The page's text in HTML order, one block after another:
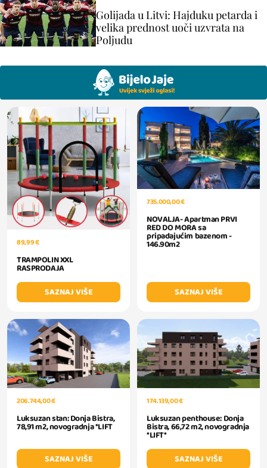
Golijada u Litvi: Hajduku petarda i
velika prednost uoči uzvrata na
Poljudu
89,99 €
TRAMPOLIN XXL
RASPRODAJA
SAZNAJ VIŠE
735.000,00 €
NOVALJA- Apartman PRVI
RED DO MORA sa
pripadajućim bazenom -
146.90m2
SAZNAJ VIŠE
206.744,00 €
Luksuzan stan: Donja Bistra,
78,91 m2, novogradnja *LIFT
SAZNAJ VIŠE
174.139,00 €
Luksuzan penthouse: Donja
Bistra, 66,72 m2, novogradnja
*LIFT*
SAZNAJ VIŠE